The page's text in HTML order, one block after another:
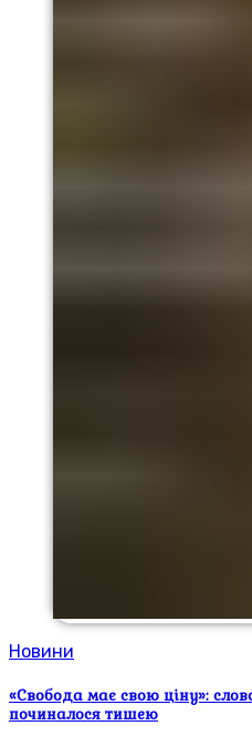
Новини
«Свобода має свою ціну»:
починалося тишею